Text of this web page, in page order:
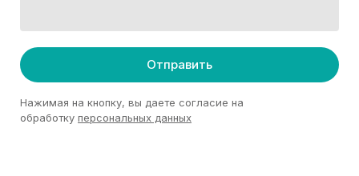
Отправить
Нажимая на кнопку, вы даете согласие на
обработку персональных данных